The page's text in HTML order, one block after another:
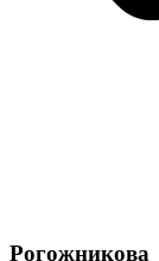
Рогожникова